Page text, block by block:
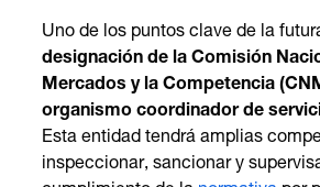
Uno de los puntos clave de la
designación de la Comisión
Mercados y la Competencia
organismo coordinador de
Esta entidad tendrá amplias
inspeccionar, sancionar y